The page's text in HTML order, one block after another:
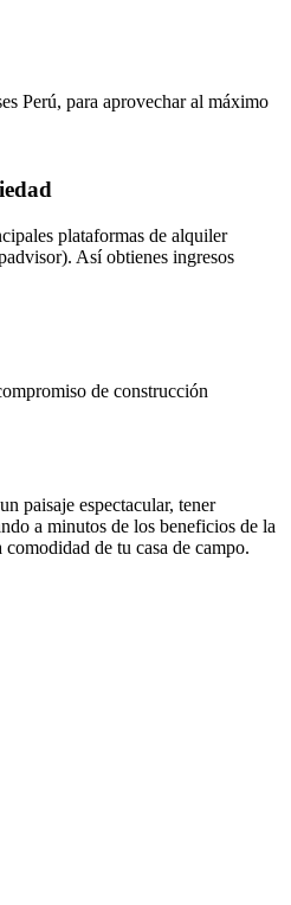
Perú, para aprovechar al máximo
plataformas de alquiler
Así obtienes ingresos
de construcción
paisaje espectacular, tener
a minutos de los beneficios de la
de tu casa de campo.